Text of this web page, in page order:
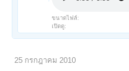
ขนาดไฟล์:
เปิดดู:
25 กรกฎาคม 2010